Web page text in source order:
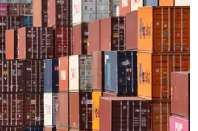
hành Luật